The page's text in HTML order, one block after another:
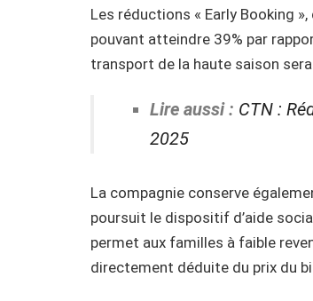
Les réductions « Early Booking
pouvant atteindre 39% par
transport de la haute saison
Lire aussi : CTN :
2025
La compagnie conserve
poursuit le dispositif d’aide
permet aux familles à faible
directement déduite du prix du